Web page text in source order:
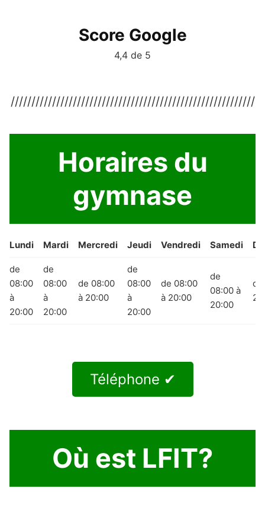
Score Google
4,4 de 5
///////////////////////////////////////////////////////////
Horaires du
gymnase
Lundi Mardi Mercredi Jeudi Vendredi Samedi
de
08:00
à
20:00
de
08:00
à
20:00
de 08:00
à 20:00
de
08:00
à
20:00
de 08:00
à 20:00
de
08:00 à
20:00
de
Téléphone ✔
Où est LFIT?